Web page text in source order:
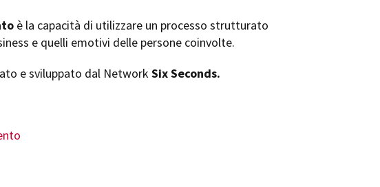
è la capacità di utilizzare un processo strutturato
e quelli emotivi delle persone coinvolte.
e sviluppato dal Network Six Seconds.